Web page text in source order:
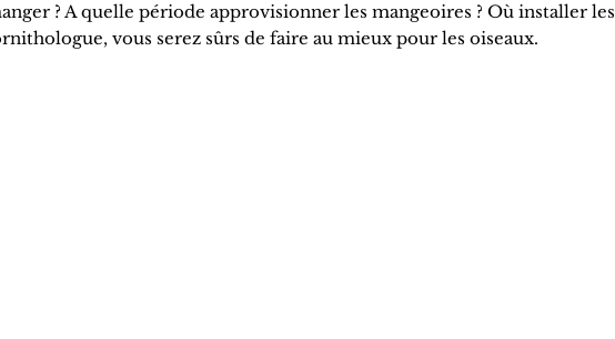
? A quelle période approvisionner les mangeoires ? Où installer les
vous serez sûrs de faire au mieux pour les oiseaux.